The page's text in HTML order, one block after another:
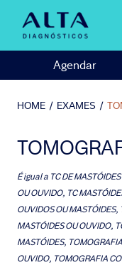
Agendar
HOME / EXAMES /
É igual a TC DE
OU OUVIDO, TC
OUVIDOS OU
MASTÓIDES OU OUVIDO,
MASTÓIDES,
OUVIDO, TOMOGRAFIA